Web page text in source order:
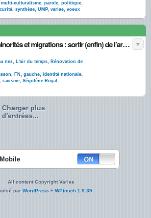
multi-culturalisme, parole, politique,
, synthèse, UMP, variae, voeux
Identité nationale, minorités et migrations : sortir (enfin) de l’arrière-pensée raciale
nez, L'air du temps, Rénovation de
, FN , gauche, identité nationale,
, racisme, Ségolène Royal ,
Charger plus
d'entrées...
All content Copyright Variae
parWordPress + WPtouch 1.9.39